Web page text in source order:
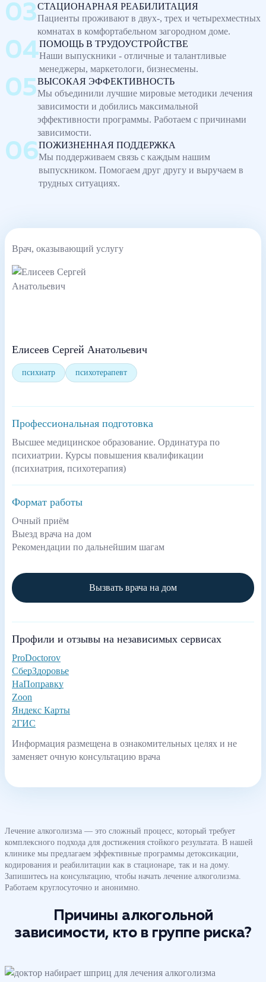
СТАЦИОНАРНАЯ РЕАБИЛИТАЦИЯ
Пациенты проживают в двух-, трех и четырехместных
комнатах в комфортабельном загородном доме.
ПОМОЩЬ В ТРУДОУСТРОЙСТВЕ
Наши выпускники - отличные и талантливые
менеджеры, маркетологи, бизнесмены.
ВЫСОКАЯ ЭФФЕКТИВНОСТЬ
Мы объединили лучшие мировые методики лечения
зависимости и добились максимальной
эффективности программы. Работаем с причинами
зависимости.
ПОЖИЗНЕННАЯ ПОДДЕРЖКА
Мы поддерживаем связь с каждым нашим
выпускником. Помогаем друг другу и выручаем в
трудных ситуациях.
Врач, оказывающий услугу
Елисеев Сергей Анатольевич
психиатр психотерапевт
Профессиональная подготовка
Высшее медицинское образование. Ординатура по
психиатрии. Курсы повышения квалификации
(психиатрия, психотерапия)
Формат работы
Очный приём
Выезд врача на дом
Рекомендации по дальнейшим шагам
Вызвать врача на дом
Профили и отзывы на независимых сервисах
ProDoctorov
СберЗдоровье
НаПоправку
Zoon
Яндекс Карты
2ГИС
Информация размещена в ознакомительных целях и не
заменяет очную консультацию врача
Лечение алкоголизма — это сложный процесс, который требует
комплексного подхода для достижения стойкого результата. В нашей
клинике мы предлагаем эффективные программы детоксикации,
кодирования и реабилитации как в стационаре, так и на дому.
Запишитесь на консультацию, чтобы начать лечение алкоголизма.
Работаем круглосуточно и анонимно.
Причины алкогольной
зависимости, кто в группе риска?